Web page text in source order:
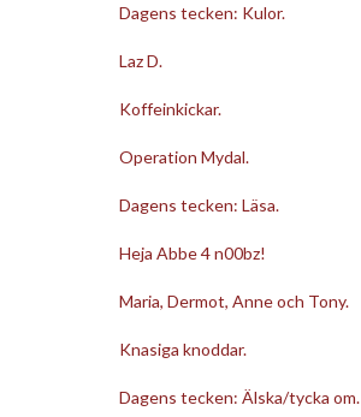
Dagens tecken: Kulor.
Laz D.
Koffeinkickar.
Operation Mydal.
Dagens tecken: Läsa.
Heja Abbe 4 n00bz!
Maria, Dermot, Anne och Tony.
Knasiga knoddar.
Dagens tecken: Älska/tycka om.